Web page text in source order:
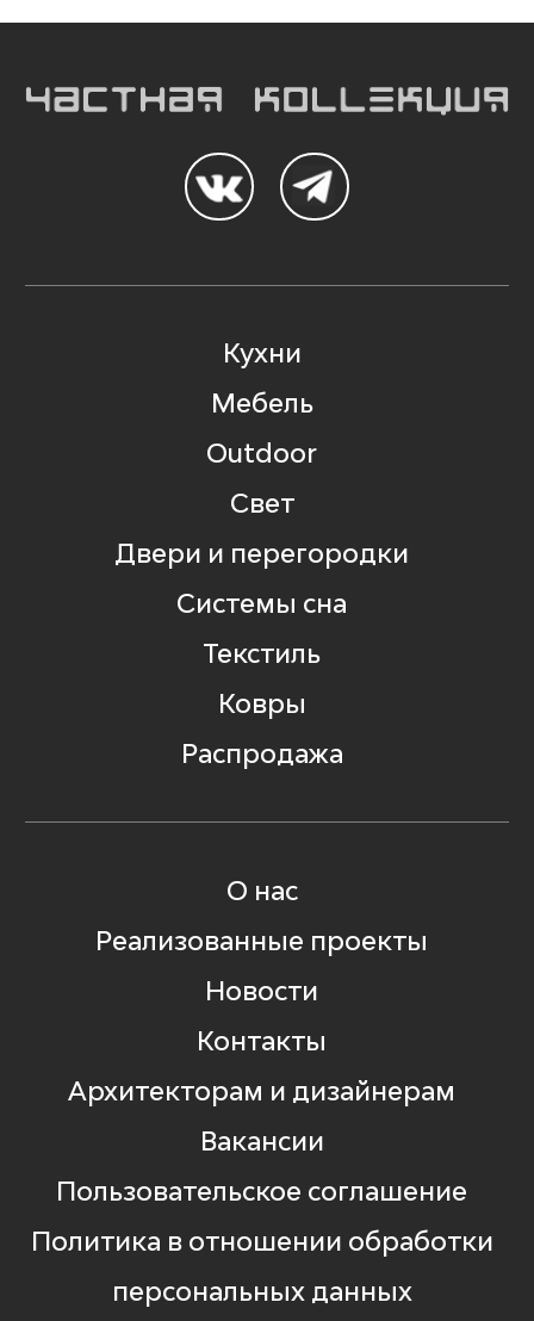
Кухни
Мебель
Outdoor
Свет
Двери и перегородки
Системы сна
Текстиль
Ковры
Распродажа
О нас
Реализованные проекты
Новости
Контакты
Архитекторам и дизайнерам
Вакансии
Пользовательское соглашение
Политика в отношении обработки
персональных данных